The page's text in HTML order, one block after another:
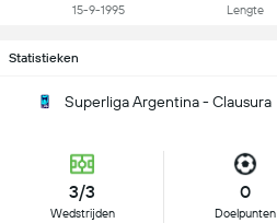
15-9-1995 Lengte
Statistieken
Superliga Argentina - Clausura
3/3
Wedstrijden
0
Doelpunten